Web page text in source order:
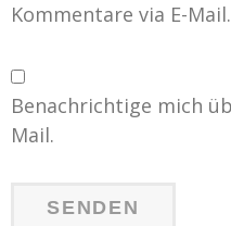
Kommentare via E-Mail.
Benachrichtige mich
Mail.